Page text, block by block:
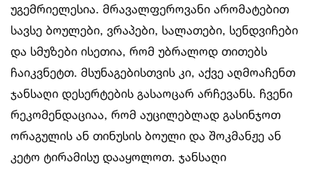
უგემრიელესია. მრავალფეროვანი არომატებით
სავსე ბოულები, ვრაპები, სალათები, სენდვიჩები
და სმუზები ისეთია, რომ უბრალოდ თითებს
ჩაიკვნეტთ. მსუნაგებისთვის კი, აქვე აღმოაჩენთ
ჯანსაღი დესერტების გასაოცარ არჩევანს. ჩვენი
რეკომენდაციაა, რომ აუცილებლად გასინჯოთ
ორაგულის ან თინუსის ბოული და შოკმანჟე ან
კეტო ტირამისუ დააყოლოთ. ჯანსაღი